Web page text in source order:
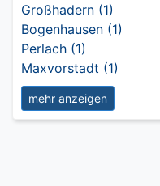
Großhadern (1)
Bogenhausen (1)
Perlach (1)
Maxvorstadt (1)
mehr anzeigen